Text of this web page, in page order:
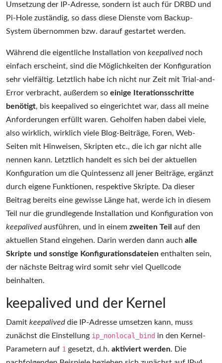
Umsetzung der IP-Adresse, sondern ist auch für DRBD und
Pi-Hole zuständig, so dass diese Dienste vom Backup-
System übernommen bzw. darauf gestartet werden.
Während die eigentliche Installation von keepalivednoch
einfach erscheint, sind die Möglichkeiten der Konfiguration
sehr vielfältig. Letztlich habe ich nicht nur Zeit mit Trial-and-
Error verbracht, außerdem so einige Iterationsschritte
benötigt, bis keepalived so eingerichtet war, dass all meine
Anforderungen erfüllt waren. Geholfen haben dabei viele,
also wirklich, wirklich viele Blog-Beiträge, Foren, Web-
Seiten mit Hinweisen, Skripten etc., die ich gar nicht alle
nennen kann. Letztlich handelt es sich bei der aktuellen
Konfiguration um die Quintessenz all jener Beiträge, ergänzt
durch eigene Funktionen, respektive Skripte. Da dieser
Beitrag bereits eine gewisse Länge hat, werde ich in diesem
Teil nur die grundlegende Installation und Konfiguration von
keepalivedausführen, und in einem zweiten Teil auf den
aktuellen Stand eingehen. Darin werden dann auch alle
Skripte und sonstige Konfigurationsdateien enthalten sein,
der nächste Beitrag wird somit sehr viel Quellcode
beinhalten.
keepalived und der Kernel
Damit keepaliveddie IP-Adresse umsetzen kann, muss
zunächst die Einstellung ip_nonlocal_bind in den Kernel-
Parametern auf 1 gesetzt, d.h. aktiviert werden. Die